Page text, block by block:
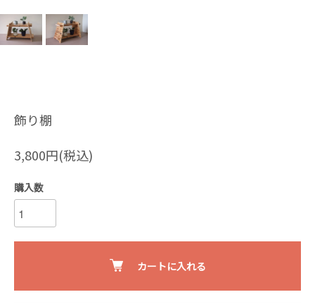
飾り棚
3,800円(税込)
購入数
カートに入れる